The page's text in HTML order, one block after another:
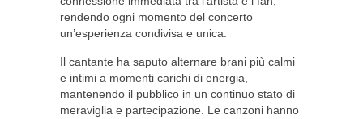
rendendo ogni momento del concerto
un’esperienza condivisa e unica.
Il cantante ha saputo alternare brani più calmi
e intimi a momenti carichi di energia,
mantenendo il pubblico in un continuo stato di
meraviglia e partecipazione. Le canzoni hanno